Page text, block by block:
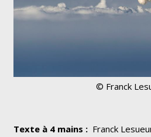
© Franck
Texte à 4 mains : Franck